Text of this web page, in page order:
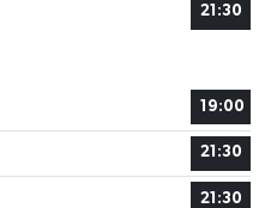
21:30
19:00
21:30
21:30